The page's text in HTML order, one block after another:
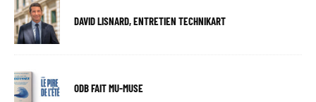
DAVID LISNARD, ENTRETIEN TECHNIKART
ODB FAIT MU-MUSE